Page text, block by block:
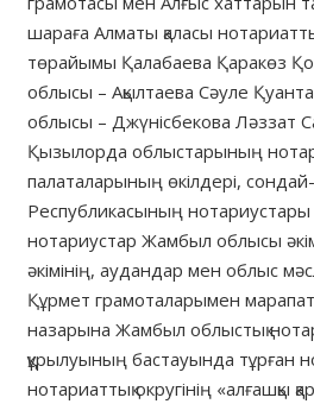
шараға Алматы қаласы
төрайымы Қалабаева Қаракөз
облысы – Ақылтаева Сәуле
облысы – Джүнісбекова Ләззат
Қызылорда облыстарының
палаталарының өкілдері,
Республикасының нотариустары
нотариустар Жамбыл облысы
әкімінің, аудандар мен облыс
Құрмет грамоталарымен
назарына Жамбыл облыстық
құрылуының бастауында тұрған
нотариаттық округінің «алғашқы